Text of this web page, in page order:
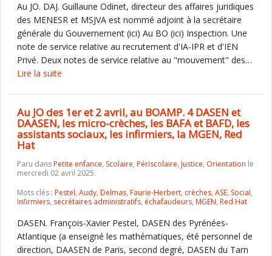
Au JO. DAJ. Guillaune Odinet, directeur des affaires juridiques
des MENESR et MSJVA est nommé adjoint à la secrétaire
générale du Gouvernement (ici) Au BO (ici) Inspection. Une
note de service relative au recrutement d'IA-IPR et d'IEN
Privé. Deux notes de service relative au "mouvement" des…
Lire la suite
Au JO des 1er et 2 avril, au BOAMP. 4 DASEN et
DAASEN, les micro-crèches, les BAFA et BAFD, les
assistants sociaux, les infirmiers, la MGEN, Red
Hat
Paru dansPetite enfance, Scolaire, Périscolaire, Justice, Orientation le
mercredi 02 avril 2025.
Mots clés : Pestel, Audy, Delmas, Faurie-Herbert, crèches, ASE, Social,
Infirmiers, secrétaires administratifs, échafaudeurs, MGEN, Red Hat
DASEN. François-Xavier Pestel, DASEN des Pyrénées-
Atlantique (a enseigné les mathématiques, été personnel de
direction, DAASEN de Paris, second degré, DASEN du Tarn